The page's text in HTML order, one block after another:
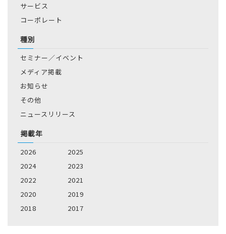
サービス
コーポレート
種別
セミナー／イベント
メディア掲載
お知らせ
その他
ニュースリリース
掲載年
2026
2025
2024
2023
2022
2021
2020
2019
2018
2017